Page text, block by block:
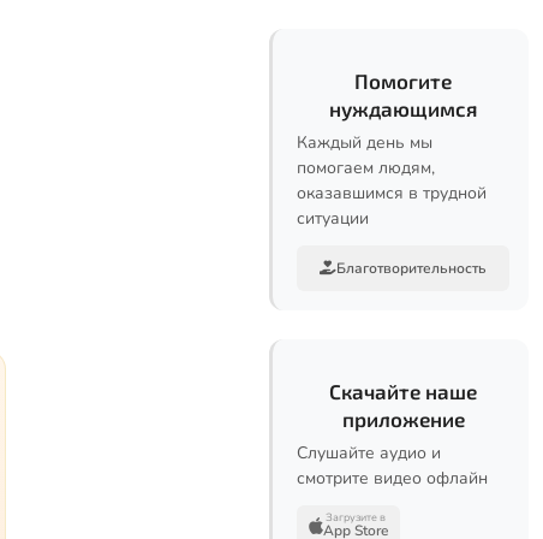
Помогите
нуждающимся
Каждый день мы
помогаем людям,
оказавшимся в трудной
ситуации
Благотворительность
Скачайте наше
приложение
Слушайте аудио и
смотрите видео офлайн
Загрузите в
App Store